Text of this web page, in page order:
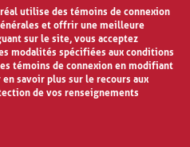
utilise des témoins de connexion
et offrir une meilleure
sur le site, vous acceptez
modalités spécifiées aux conditions
témoins de connexion en modifiant
savoir plus sur le recours aux
de vos renseignements